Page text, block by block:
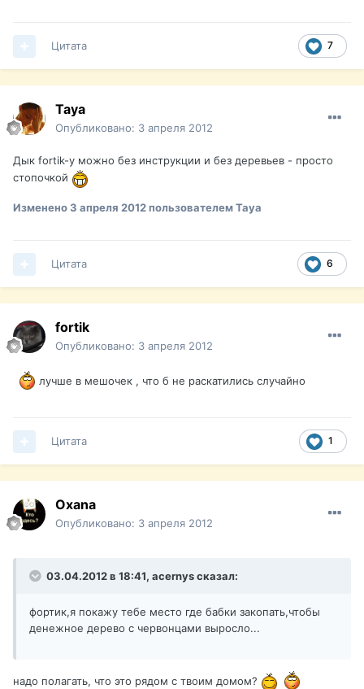
7
Цитата
Taya
Опубликовано: 3 апреля 2012
Дык fortik-y можно без инструкции и без деревьев - просто
стопочкой
Изменено3 апреля 2012пользователем Taya
6
Цитата
fortik
Опубликовано: 3 апреля 2012
лучше в мешочек , что б не раскатились случайно
1
Цитата
Oxana
Опубликовано: 3 апреля 2012
03.04.2012 в 18:41, acernys сказал:
фортик,я покажу тебе место где бабки закопать,чтобы
денежное дерево с червонцами выросло...
надо полагать, что это рядом с твоим домом?